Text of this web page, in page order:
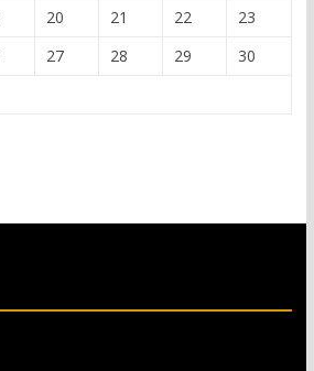
20 21 22
23
27 28 29
30